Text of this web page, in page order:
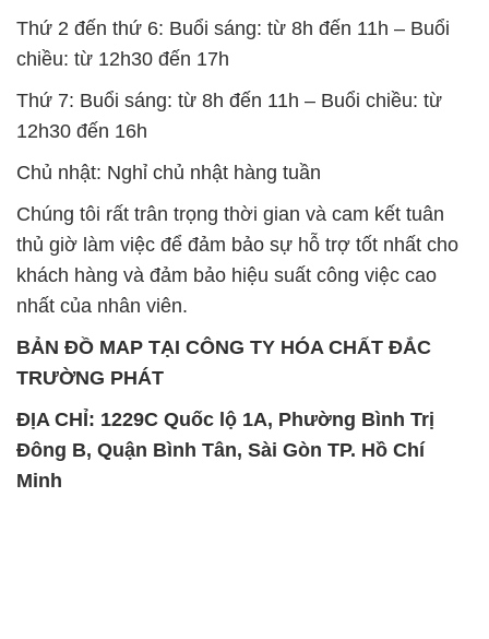
Thứ 2 đến thứ 6: Buổi sáng: từ 8h đến 11h – Buổi
chiều: từ 12h30 đến 17h
Thứ 7: Buổi sáng: từ 8h đến 11h – Buổi chiều: từ
12h30 đến 16h
Chủ nhật: Nghỉ chủ nhật hàng tuần
Chúng tôi rất trân trọng thời gian và cam kết tuân
thủ giờ làm việc để đảm bảo sự hỗ trợ tốt nhất cho
khách hàng và đảm bảo hiệu suất công việc cao
nhất của nhân viên.
BẢN ĐỒ MAP TẠI CÔNG TY HÓA CHẤT ĐẮC
TRƯỜNG PHÁT
ĐỊA CHỈ: 1229C Quốc lộ 1A, Phường Bình Trị
Đông B, Quận Bình Tân, Sài Gòn TP. Hồ Chí
Minh